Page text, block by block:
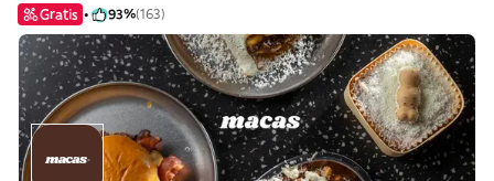
Gratis 93%(163)